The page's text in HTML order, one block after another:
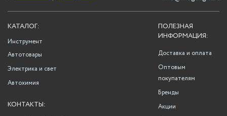
ПОЛЕЗНАЯ
ИНФОРМАЦИЯ:
Доставка и оплата
Оптовым
покупателям
Бренды
Акции
КАТАЛОГ:
Инструмент
Автотовары
Электрика и свет
Автохимия
КОНТАКТЫ: